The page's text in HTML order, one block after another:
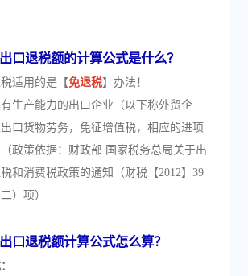
口退税额的计算公式是什么？
适用的是【免退税】办法！
生产能力的出口企业（以下称外贸企
口货物劳务，免征增值税，相应的进项
政策依据：财政部 国家税务总局关于出
和消费税政策的通知（财税【2012】39
）项）
口退税额计算公式怎么算？